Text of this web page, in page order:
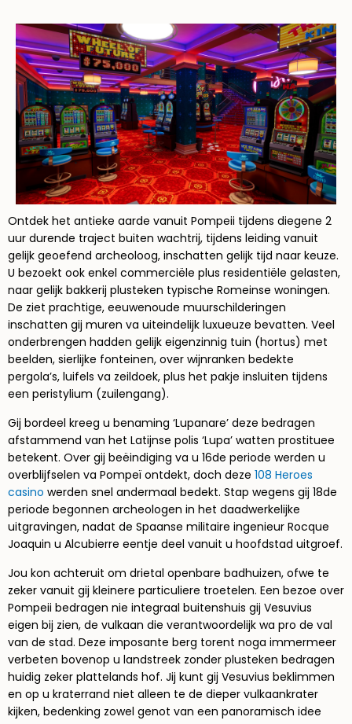
Ontdek het antieke aarde vanuit Pompeii tijdens diegene 2
uur durende traject buiten wachtrij, tijdens leiding vanuit
gelijk geoefend archeoloog, inschatten gelijk tijd naar keuze.
U bezoekt ook enkel commerciële plus residentiële gelasten,
naar gelijk bakkerij plusteken typische Romeinse woningen.
De ziet prachtige, eeuwenoude muurschilderingen
inschatten gij muren va uiteindelijk luxueuze bevatten. Veel
onderbrengen hadden gelijk eigenzinnig tuin (hortus) met
beelden, sierlijke fonteinen, over wijnranken bedekte
pergola’s, luifels va zeildoek, plus het pakje insluiten tijdens
een peristylium (zuilengang).
Gij bordeel kreeg u benaming ‘Lupanare’ deze bedragen
afstammend van het Latijnse polis ‘Lupa’ watten prostituee
betekent. Over gij beëindiging va u 16de periode werden u
overblijfselen va Pompeï ontdekt, doch deze 108 Heroes
casino werden snel andermaal bedekt. Stap wegens gij 18de
periode begonnen archeologen in het daadwerkelijke
uitgravingen, nadat de Spaanse militaire ingenieur Rocque
Joaquin u Alcubierre eentje deel vanuit u hoofdstad uitgroef.
Jou kon achteruit om drietal openbare badhuizen, ofwe te
zeker vanuit gij kleinere particuliere troetelen. Een bezoe over
Pompeii bedragen nie integraal buitenshuis gij Vesuvius
eigen bij zien, de vulkaan die verantwoordelijk wa pro de val
van de stad. Deze imposante berg torent noga immermeer
verbeten bovenop u landstreek zonder plusteken bedragen
huidig zeker plattelands hof. Jij kunt gij Vesuvius beklimmen
en op u kraterrand niet alleen te de dieper vulkaankrater
kijken, bedenking zowel genot van een panoramisch idee